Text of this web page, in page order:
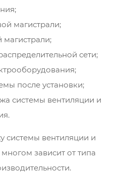
магистрали;
сети;
после установки;
системы вентиляции и
системы вентиляции и
зависит от типа